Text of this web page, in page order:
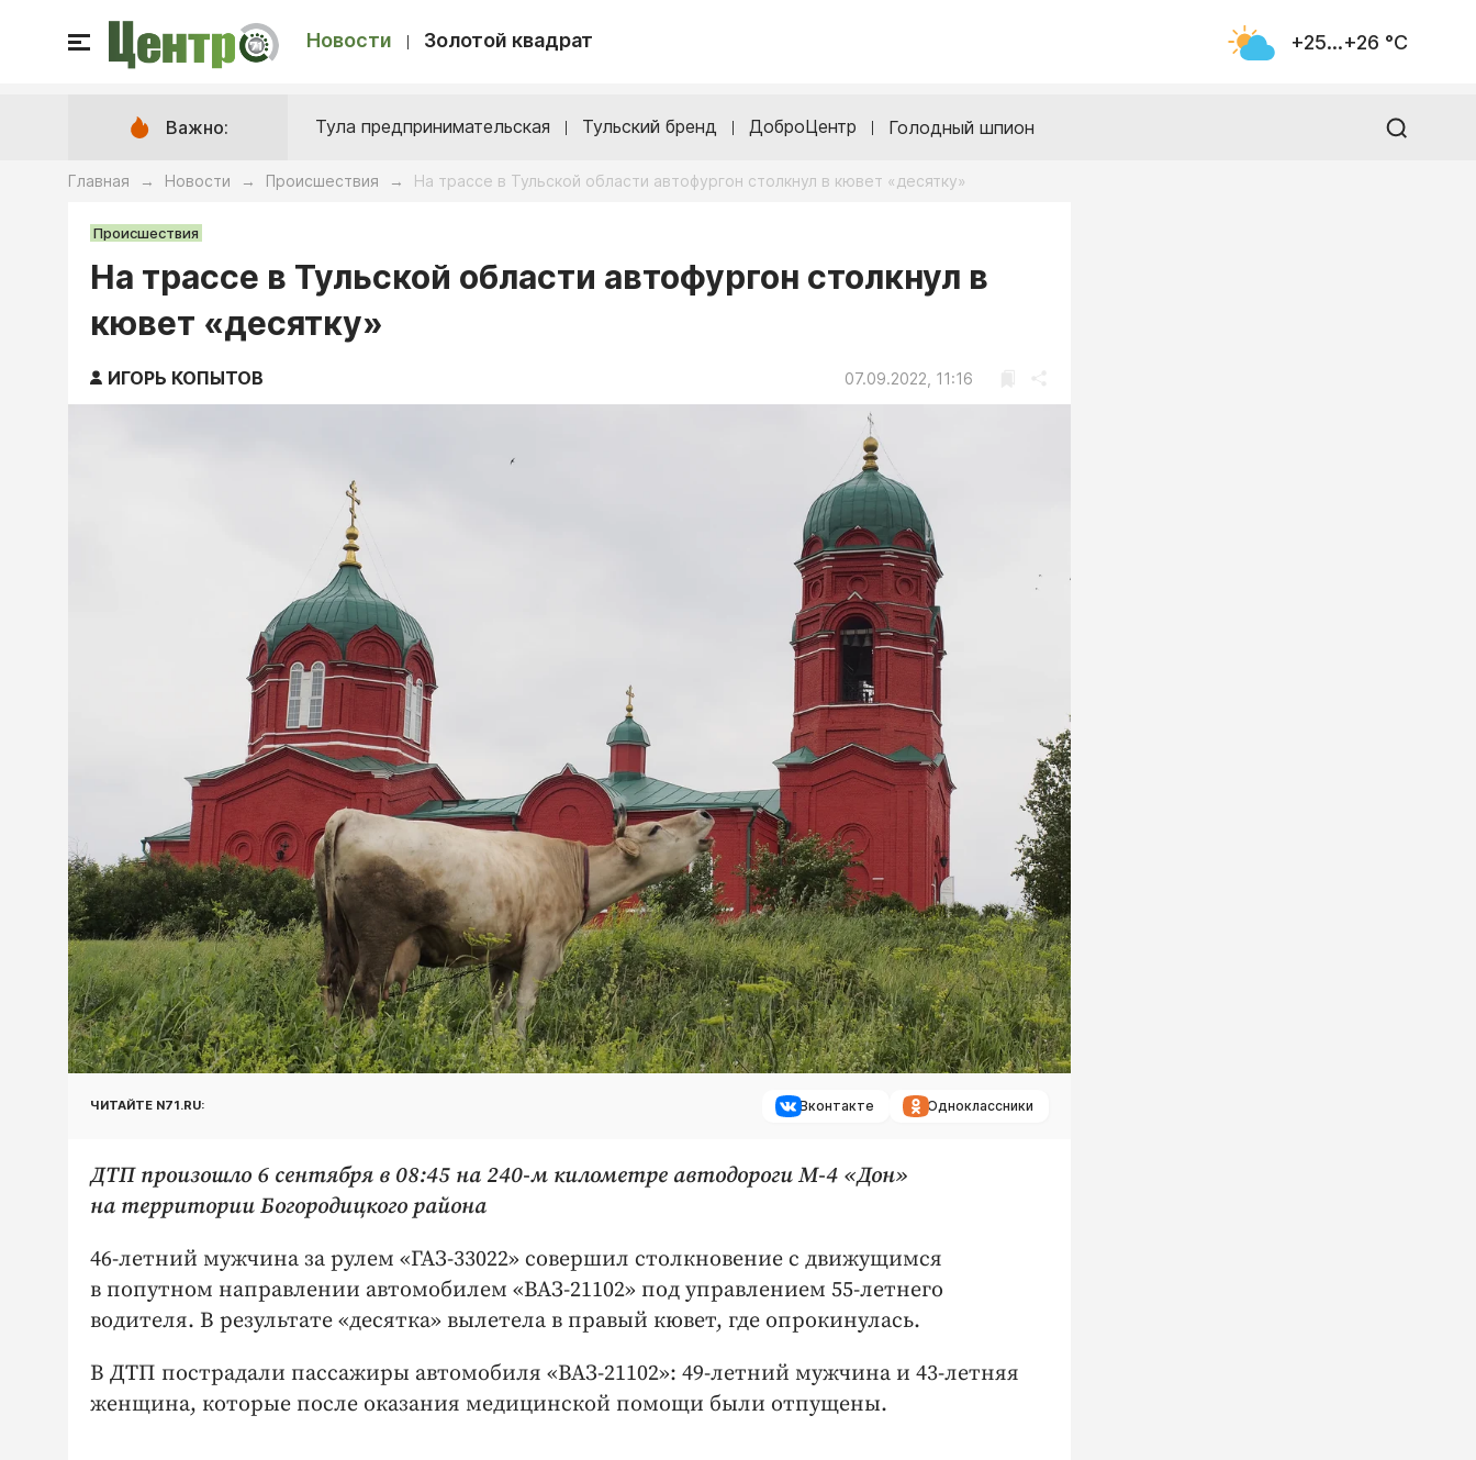
Новости Золотой квадрат +25...+26 °С
Важно: Тула предпринимательская Тульский бренд ДоброЦентр Голодный шпион
Главная → Новости → Происшествия → На трассе в Тульской области автофургон столкнул в кювет «десятку»
Происшествия
На трассе в Тульской области автофургон столкнул в
кювет «десятку»
ИГОРЬ КОПЫТОВ 07.09.2022, 11:16
ЧИТАЙТЕ N71.RU: Вконтакте Одноклассники
ДТП произошло 6 сентября в 08:45 на 240-м километре автодороги М-4 «Дон»
на территории Богородицкого района
46-летний мужчина за рулем «ГАЗ-33022» совершил столкновение с движущимся
в попутном направлении автомобилем «ВАЗ-21102» под управлением 55-летнего
водителя. В результате «десятка» вылетела в правый кювет, где опрокинулась.
В ДТП пострадали пассажиры автомобиля «ВАЗ-21102»: 49-летний мужчина и 43-летняя
женщина, которые после оказания медицинской помощи были отпущены.